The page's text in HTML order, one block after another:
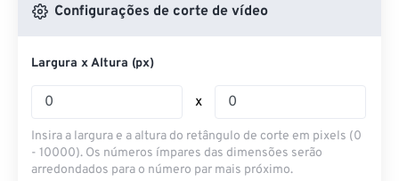
Configurações de corte de vídeo
Largura x Altura (px)
x
Insira a largura e a altura do retângulo de corte em pixels (0
- 10000). Os números ímpares das dimensões serão
arredondados para o número par mais próximo.